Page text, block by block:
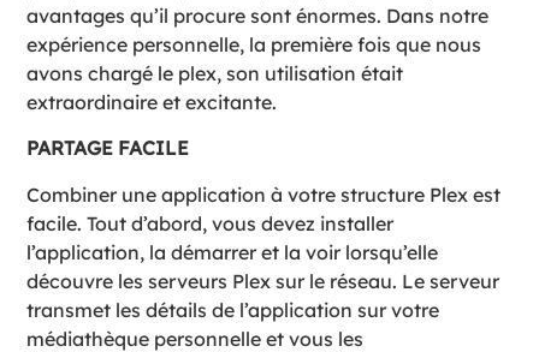
avantages qu’il procure sont énormes. Dans notre
expérience personnelle, la première fois que nous
avons chargé le plex, son utilisation était
extraordinaire et excitante.
PARTAGE FACILE
Combiner une application à votre structure Plex est
facile. Tout d’abord, vous devez installer
l’application, la démarrer et la voir lorsqu’elle
découvre les serveurs Plex sur le réseau. Le serveur
transmet les détails de l’application sur votre
médiathèque personnelle et vous les